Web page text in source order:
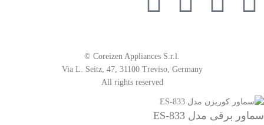
© Coreizen Appliances S.r.l.
Via L. Seitz, 47, 31100 Treviso, Germany
​​​​​​​All rights reserved
سماور برقی مدل ES-833